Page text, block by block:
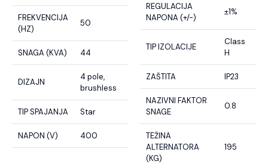
FREKVENCIJA
(HZ)
50
SNAGA (KVA) 44
DIZAJN
4 pole,
brushless
TIP SPAJANJA Star
NAPON (V) 400
REGULACIJA
NAPONA (+/-)
±1%
TIP IZOLACIJE
Class
H
ZAŠTITA IP23
NAZIVNI FAKTOR
SNAGE
0.8
TEŽINA
ALTERNATORA
(KG)
195